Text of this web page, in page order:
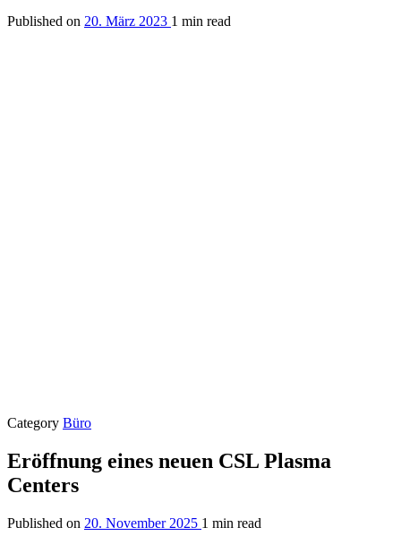
Published on 20. März 2023 1 min read
Category Büro
Eröffnung eines neuen CSL Plasma
Centers
Published on 20. November 2025 1 min read